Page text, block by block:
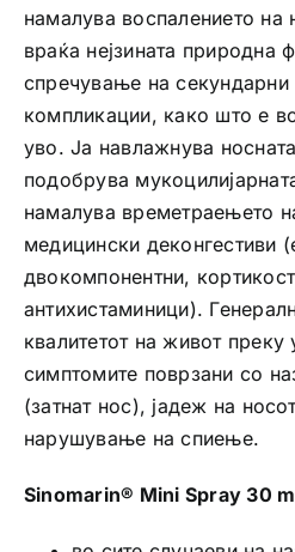
намалува воспалението на
враќа нејзината природна
спречување на
компликации, како што е
уво. Ја навлажнува
подобрува
намалува времетраењето
медицински деконгестиви
двокомпонентни,
антихистаминици).
квалитетот на живот
симптомите поврзани со
(затнат нос), јадеж на
нарушување на спиење.
Sinomarin® Mini Spray 30